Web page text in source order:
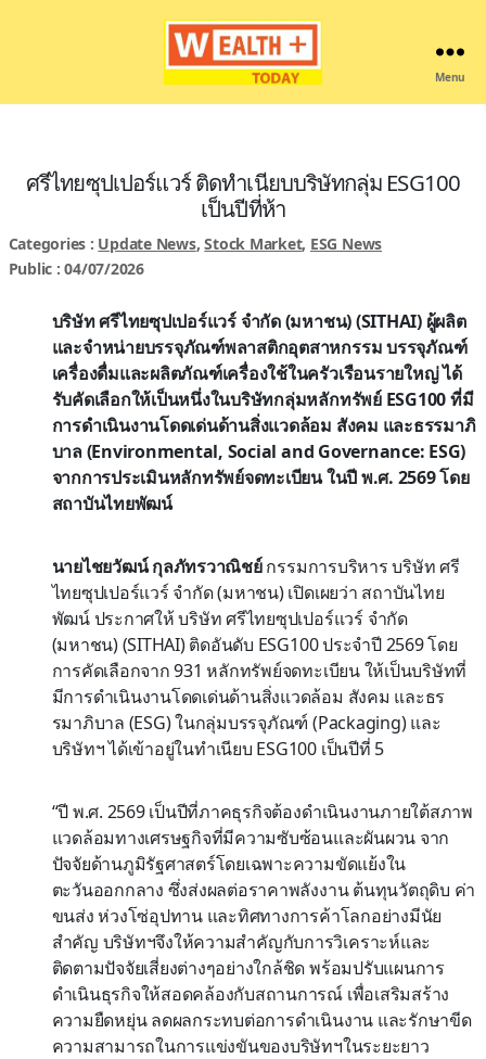
Menu
ศรีไทยซุปเปอร์แวร์ ติดทำเนียบบริษัทกลุ่ม ESG100
เป็นปีที่ห้า
Categories : Update News,Stock Market, ESG News
Public : 04/07/2026
บริษัท ศรีไทยซุปเปอร์แวร์ จำกัด (มหาชน) (SITHAI) ผู้ผลิต
และจำหน่ายบรรจุภัณฑ์พลาสติกอุตสาหกรรม บรรจุภัณฑ์
เครื่องดื่มและผลิตภัณฑ์เครื่องใช้ในครัวเรือนรายใหญ่ ได้
รับคัดเลือกให้เป็นหนึ่งในบริษัทกลุ่มหลักทรัพย์ ESG100 ที่มี
การดำเนินงานโดดเด่นด้านสิ่งแวดล้อม สังคม และธรรมาภิ
บาล (Environmental, Social and Governance: ESG)
จากการประเมินหลักทรัพย์จดทะเบียน ในปี พ.ศ. 2569 โดย
สถาบันไทยพัฒน์
นายไชยวัฒน์ กุลภัทรวาณิชย์กรรมการบริหาร บริษัท ศรี
ไทยซุปเปอร์แวร์ จำกัด (มหาชน) เปิดเผยว่า สถาบันไทย
พัฒน์ ประกาศให้ บริษัท ศรีไทยซุปเปอร์แวร์ จำกัด
(มหาชน) (SITHAI) ติดอันดับ ESG100 ประจำปี 2569 โดย
การคัดเลือกจาก 931 หลักทรัพย์จดทะเบียน ให้เป็นบริษัทที่
มีการดำเนินงานโดดเด่นด้านสิ่งแวดล้อม สังคม และธร
รมาภิบาล (ESG) ในกลุ่มบรรจุภัณฑ์ (Packaging) และ
บริษัทฯ ได้เข้าอยู่ในทำเนียบ ESG100 เป็นปีที่ 5
“ปี พ.ศ. 2569 เป็นปีที่ภาคธุรกิจต้องดำเนินงานภายใต้สภาพ
แวดล้อมทางเศรษฐกิจที่มีความซับซ้อนและผันผวน จาก
ปัจจัยด้านภูมิรัฐศาสตร์โดยเฉพาะความขัดแย้งใน
ตะวันออกกลาง ซึ่งส่งผลต่อราคาพลังงาน ต้นทุนวัตถุดิบ ค่า
ขนส่ง ห่วงโซ่อุปทาน และทิศทางการค้าโลกอย่างมีนัย
สำคัญ บริษัทฯจึงให้ความสำคัญกับการวิเคราะห์และ
ติดตามปัจจัยเสี่ยงต่างๆอย่างใกล้ชิด พร้อมปรับแผนการ
ดำเนินธุรกิจให้สอดคล้องกับสถานการณ์ เพื่อเสริมสร้าง
ความยืดหยุ่น ลดผลกระทบต่อการดำเนินงาน และรักษาขีด
ความสามารถในการแข่งขันของบริษัทฯในระยะยาว